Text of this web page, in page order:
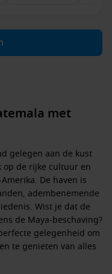
met
gelegen aan de kust
op de rijke cultuur en
De haven is
adembenemende
Wist je dat de
de Maya-beschaving?
gelegenheid om
te genieten van alles